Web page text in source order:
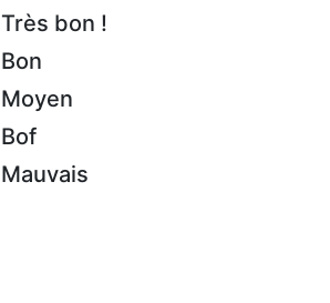
Très bon !
Bon
Moyen
Bof
Mauvais